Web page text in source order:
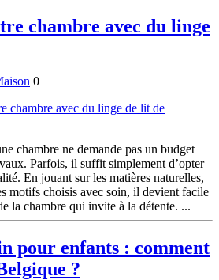
chambre avec du linge
0
chambre ne demande pas un budget
Parfois, il suffit simplement d’opter
En jouant sur les matières naturelles,
motifs choisis avec soin, il devient facile
la chambre qui invite à la détente. ...
pour enfants : comment
?